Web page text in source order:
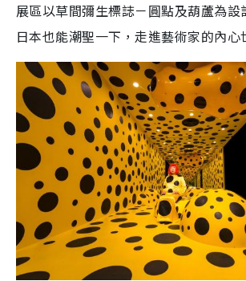
展區以草間彌生標誌－圓點及葫蘆為設
日本也能潮聖一下，走進藝術家的內心